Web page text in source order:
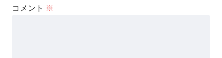
コメント ※